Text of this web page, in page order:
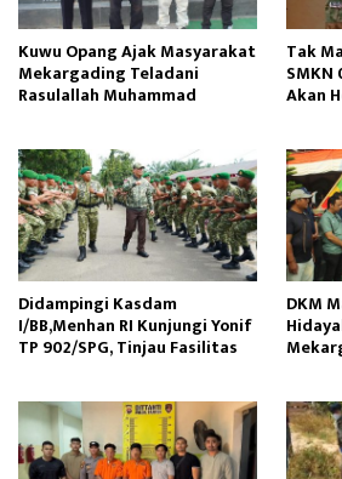
Kuwu Opang Ajak Masyarakat
Mekargading Teladani
Rasulallah Muhammad
Tak
SMKN
Akan
Didampingi Kasdam
I/BB,Menhan RI Kunjungi Yonif
TP 902/SPG, Tinjau Fasilitas
DKM